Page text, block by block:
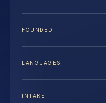
FOUNDED
LANGUAGES
INTAKE